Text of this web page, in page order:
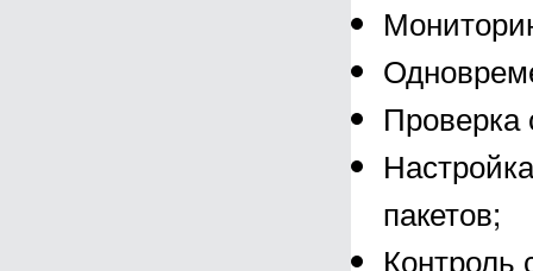
Проверка
пакетов;
Контроль